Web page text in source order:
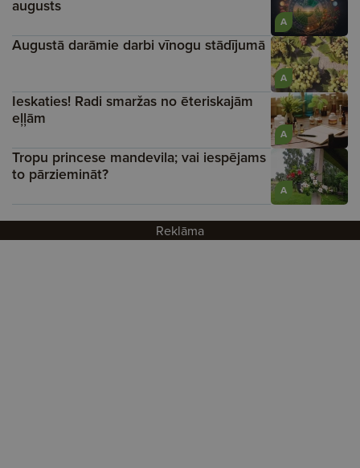
A
augusts
A
Augustā darāmie darbi vīnogu stādījumā
A
Ieskaties! Radi smaržas no ēteriskajām
eļļām
A
Tropu princese mandevila; vai iespējams
to pārziemināt?
Reklāma